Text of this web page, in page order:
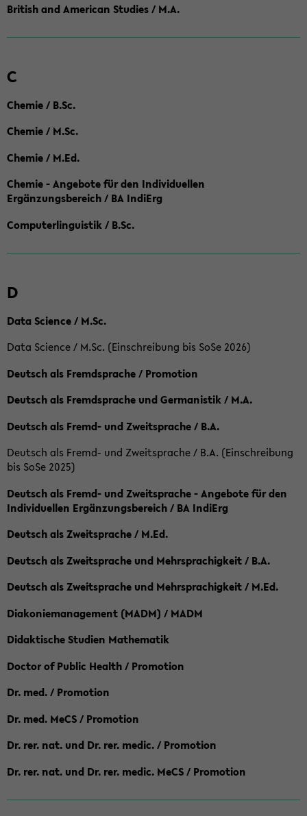
British and American Studies / M.A.
C
Chemie / B.Sc.
Chemie / M.Sc.
Chemie / M.Ed.
Chemie - Angebote für den Individuellen
Ergänzungsbereich / BA IndiErg
Computerlinguistik / B.Sc.
D
Data Science / M.Sc.
Data Science / M.Sc. (Einschreibung bis SoSe 2026)
Deutsch als Fremdsprache / Promotion
Deutsch als Fremdsprache und Germanistik / M.A.
Deutsch als Fremd- und Zweitsprache / B.A.
Deutsch als Fremd- und Zweitsprache / B.A. (Einschreibung
bis SoSe 2025)
Deutsch als Fremd- und Zweitsprache - Angebote für den
Individuellen Ergänzungsbereich / BA IndiErg
Deutsch als Zweitsprache / M.Ed.
Deutsch als Zweitsprache und Mehrsprachigkeit / B.A.
Deutsch als Zweitsprache und Mehrsprachigkeit / M.Ed.
Diakoniemanagement (MADM) / MADM
Didaktische Studien Mathematik
Doctor of Public Health / Promotion
Dr. med. / Promotion
Dr. med. MeCS / Promotion
Dr. rer. nat. und Dr. rer. medic. / Promotion
Dr. rer. nat. und Dr. rer. medic. MeCS / Promotion